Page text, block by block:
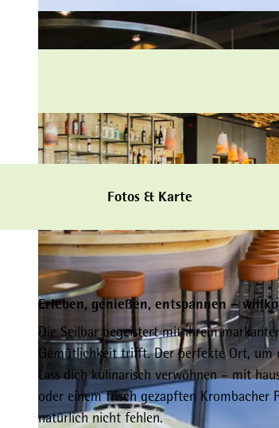
© Richard Müller GmbH & Co. KG, Seilbar Willingen |
Fotos & Karte
Erleben, genießen, entspannen –
Die Seilbar begeistert mit ihrem
Gemütlichkeit trifft. Der perfekte Ort, um
Lass dich kulinarisch verwöhnen – mit
oder einem frisch gezapften Krombacher
natürlich nicht fehlen.